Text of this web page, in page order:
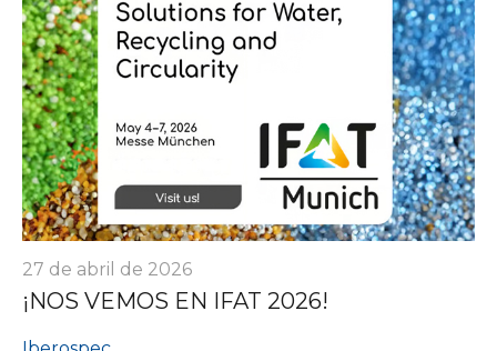
27 de abril de 2026
¡NOS VEMOS EN IFAT 2026!